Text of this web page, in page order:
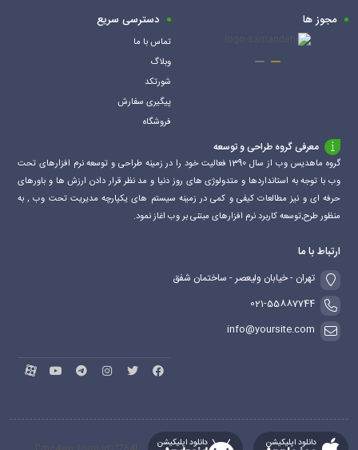
مجوز ها دسترسی سریع
تماس با ما
وبلاگ
شورتکد
پیگیری سفارش
فروشگاه
معرفی گروه طراحی و توسعه
گروه ماهدیس وب از سال 1390 فعالیت خود را در زمینه طراحی و توسعه نرم افزارهای تحت
وب با توجه به استانداردها و متدولوژی های روز دنیا و مد نظر قرار دادن ارزش ها و باورهای
حرفه ای و نیز مطالعات کیفی و کمی در زمینه سیستم های یکپارچه مدیریت تحت وب , به
منظور طرح,توسعه کاربرد نرم افزارهای مبتنی بر وب اغاز نمود.
ارتباط با ما
تهران - خیابان ولیعصر - ساختمان شفق
021-55887744
info@yoursite.com
دانلود اپلیکیشن دانلود اپلیکیشن